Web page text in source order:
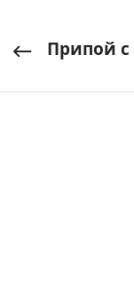
Припой с канифолью